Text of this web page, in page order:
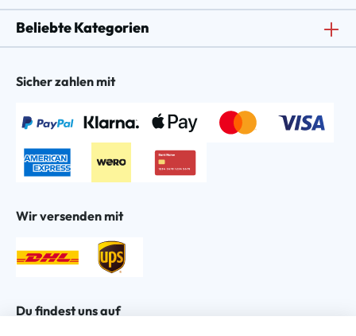
Beliebte Kategorien
Sicher zahlen mit
Wir versenden mit
Du findest uns auf